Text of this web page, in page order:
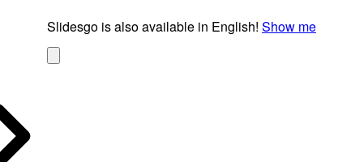
Slidesgo is also available in English! Show me